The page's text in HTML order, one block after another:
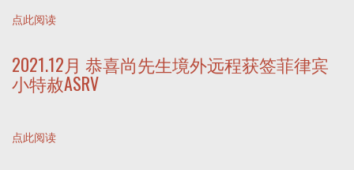
点此阅读
2021.12月 恭喜尚先生境外远程获签菲律宾
小特赦ASRV
点此阅读